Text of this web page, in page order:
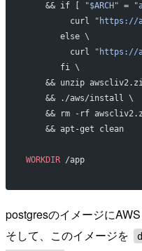
    && if [
"$ARCH" =
         curl
"https://
       else \
         curl
"https://
       fi \
&& unzip
    && ./aws/install \
&& rm -rf
    && apt-get clean
WORKDIR /app
postgresのイメージに
そして、このイメージを